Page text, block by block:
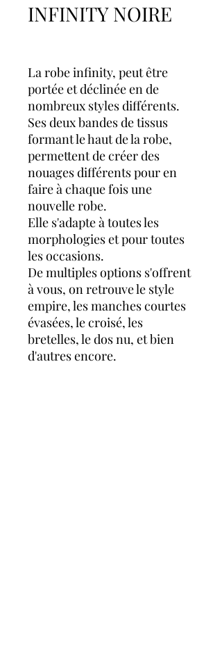
INFINITY NOIRE
La robe infinity, peut être
portée et déclinée en de
nombreux styles différents.
Ses deux bandes de tissus
formant le haut de la robe,
permettent de créer des
nouages différents pour en
faire à chaque fois une
nouvelle robe.
Elle s'adapte à toutes les
morphologies et pour toutes
les occasions.
De multiples options s'offrent
à vous, on retrouve le style
empire, les manches courtes
évasées, le croisé, les
bretelles, le dos nu, et bien
d'autres encore.